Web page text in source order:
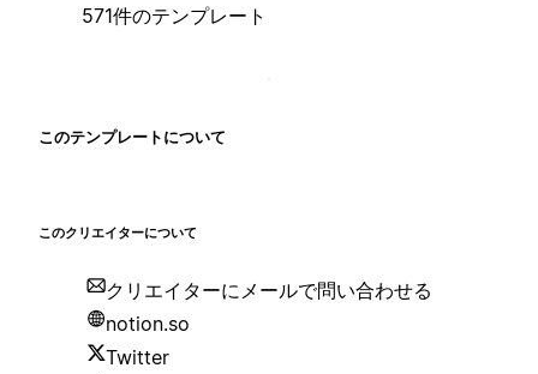
571件のテンプレート
このテンプレートについて
このクリエイターについて
クリエイターにメールで問い合わせる
notion.so
Twitter